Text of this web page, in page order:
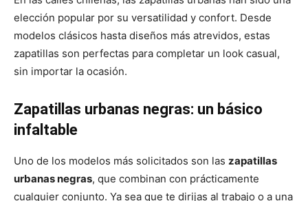
elección popular por su versatilidad y confort. Desde
modelos clásicos hasta diseños más atrevidos, estas
zapatillas son perfectas para completar un look casual,
sin importar la ocasión.
Zapatillas urbanas negras: un básico
infaltable
Uno de los modelos más solicitados son las zapatillas
urbanas negras, que combinan con prácticamente
cualquier conjunto. Ya sea que te dirijas al trabajo o a una